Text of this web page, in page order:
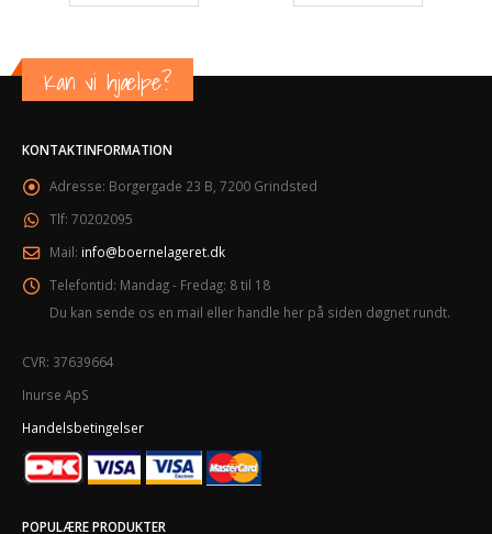
Kan vi hjælpe?
KONTAKTINFORMATION
Adresse: Borgergade 23 B, 7200 Grindsted
Tlf: 70202095
Mail: info@boernelageret.dk
Telefontid: Mandag - Fredag: 8 til 18
Du kan sende os en mail eller handle her på siden døgnet rundt.
CVR: 37639664
Inurse ApS
Handelsbetingelser
POPULÆRE PRODUKTER